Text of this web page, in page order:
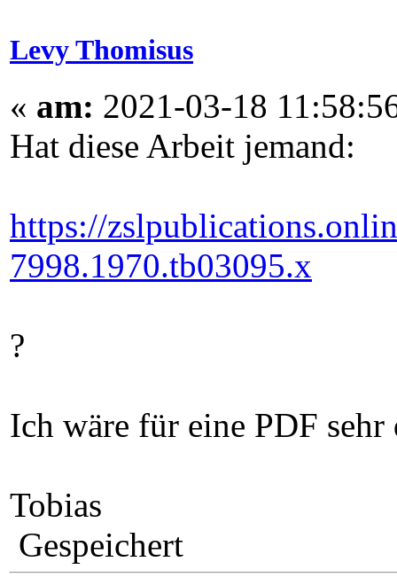
Levy Thomisus
« am: 2021-03-18
Hat diese Arbeit jemand:
https://
7998.1970.tb03095.x
?
Ich wäre für eine PDF sehr
Tobias
Gespeichert